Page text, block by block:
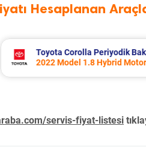
Hesaplanan
Volvo Xc60
2014 Model 2.0 D4
servis-fiyat-listesi